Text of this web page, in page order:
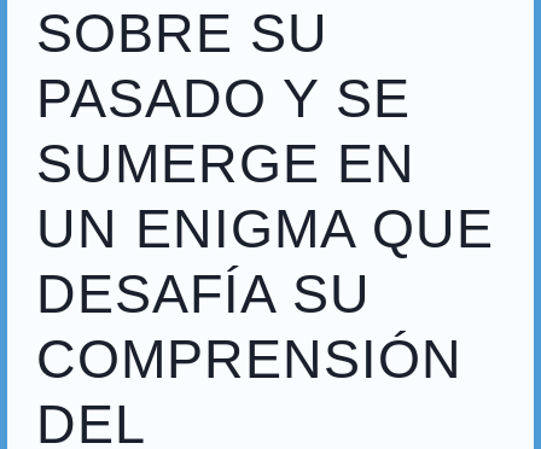
SOBRE SU
PASADO Y SE
SUMERGE EN
UN ENIGMA QUE
DESAFÍA SU
COMPRENSIÓN
DEL